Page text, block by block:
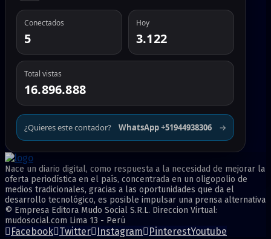
Conectados
5
Hoy
3.122
Total vistas
16.896.888
¿Quieres este contador? WhatsApp +51944938306 →
Nace un diario digital, como respuesta a la necesidad de mejorar la
oferta periodística en el país, concentrada en un oligopolio de
medios tradicionales, gracias a las oportunidades que da el
desarrollo tecnológico, es posible impulsar una prensa alternativa
© Empresa Editora Mudo Social S.R.L. Direccion Virtual:
mudosocial.com Lima 13 - Perú
Facebook Twitter Instagram PinterestYoutube